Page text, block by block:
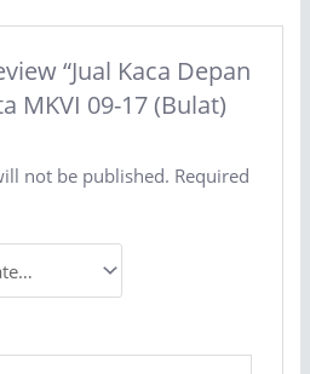
“Jual Kaca Depan
MKVI 09-17 (Bulat)
not be published. Required